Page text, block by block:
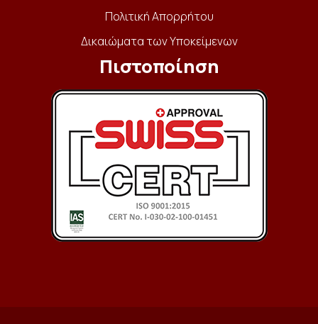
Πολιτική Απορρήτου
Δικαιώματα των Υποκείμενων
Πιστοποίηση